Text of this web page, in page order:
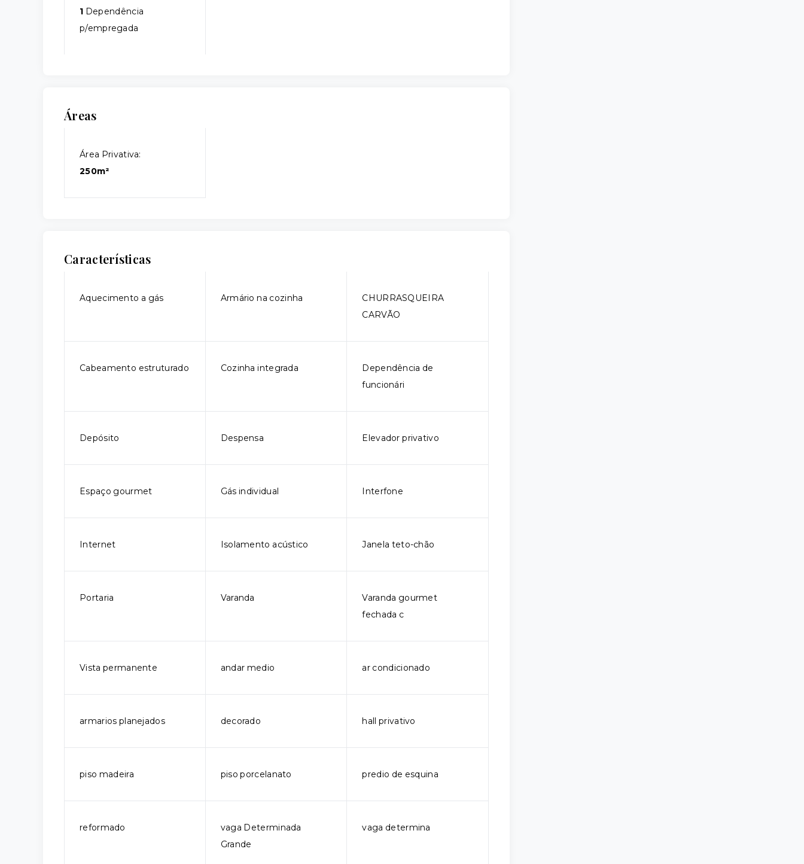
1 Dependência
p/empregada
Áreas
Área Privativa:
250m²
Características
Aquecimento a gás Armário na cozinha
CHURRASQUEIRA
CARVÃO
Cabeamento estruturado Cozinha integrada
Dependência de
funcionári
Depósito Despensa Elevador privativo
Espaço gourmet Gás individual Interfone
Internet Isolamento acústico Janela teto-chão
Portaria Varanda
Varanda gourmet
fechada c
Vista permanente andar medio ar condicionado
armarios planejados decorado hall privativo
piso madeira piso porcelanato predio de esquina
reformado
vaga Determinada
Grande
vaga determina